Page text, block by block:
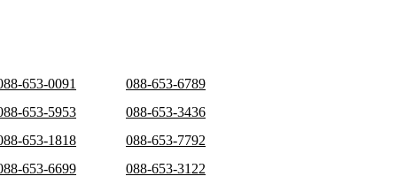
653-0091
088-653-6789
653-5953
088-653-3436
653-1818
088-653-7792
653-6699
088-653-3122